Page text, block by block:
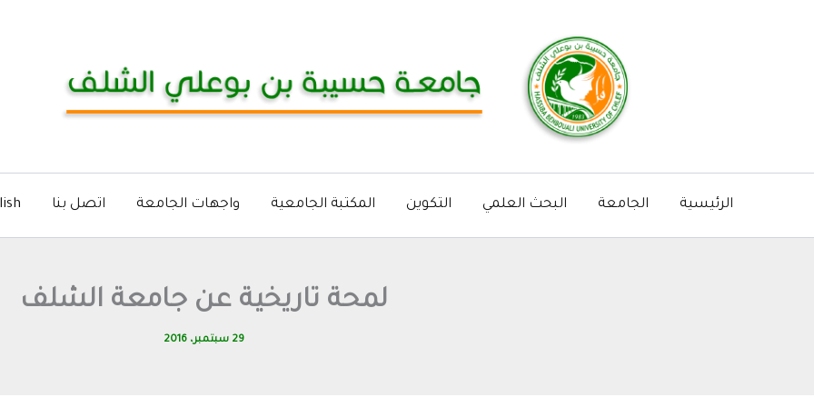
الرئيسية الجامعة البحث العلمي التكوين المكتبة الجامعية واجهات الجامعة اتصل بنا
لمحة تاريخية عن جامعة الشلف
29 سبتمبر، 2016